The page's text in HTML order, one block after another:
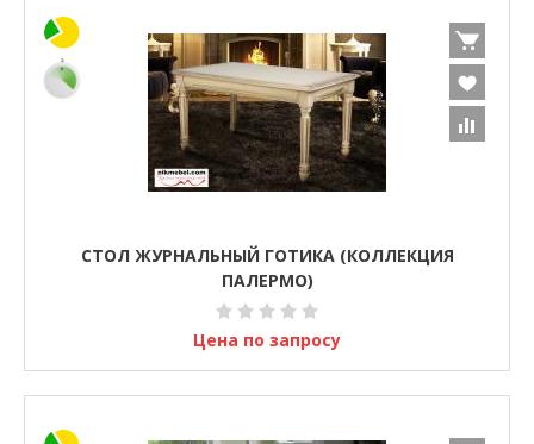
СТОЛ ЖУРНАЛЬНЫЙ ГОТИКА (КОЛЛЕКЦИЯ
ПАЛЕРМО)
Цена по запросу